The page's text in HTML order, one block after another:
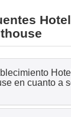
en cuanto a